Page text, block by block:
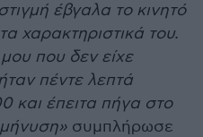
έβγαλα το κινητό
χαρακτηριστικά του.
που δεν είχε
ήταν πέντε λεπτά
και έπειτα πήγα στο
συμπλήρωσε